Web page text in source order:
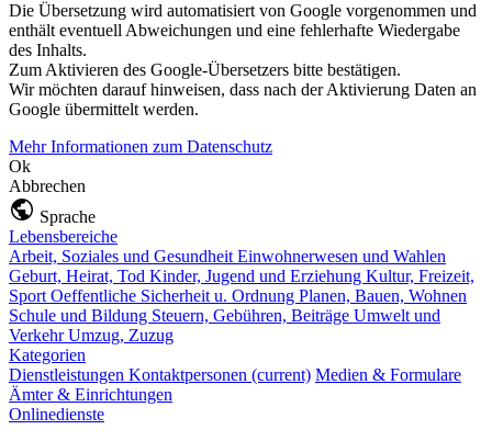
Die Übersetzung wird automatisiert von Google vorgenommen und
enthält eventuell Abweichungen und eine fehlerhafte Wiedergabe
des Inhalts.
Zum Aktivieren des Google-Übersetzers bitte bestätigen.
Wir möchten darauf hinweisen, dass nach der Aktivierung Daten an
Google übermittelt werden.
Mehr Informationen zum Datenschutz
Ok
Abbrechen
Sprache
Lebensbereiche
Arbeit, Soziales und Gesundheit Einwohnerwesen und Wahlen
Geburt, Heirat, Tod Kinder, Jugend und Erziehung Kultur, Freizeit,
Sport Oeffentliche Sicherheit u. Ordnung Planen, Bauen, Wohnen
Schule und Bildung Steuern, Gebühren, Beiträge Umwelt und
VerkehrUmzug, Zuzug
Kategorien
Dienstleistungen Kontaktpersonen (current) Medien & Formulare
Ämter & Einrichtungen
Onlinedienste